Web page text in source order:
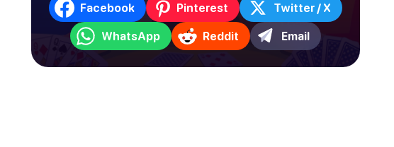
Facebook Pinterest Twitter / X
WhatsApp Reddit Email